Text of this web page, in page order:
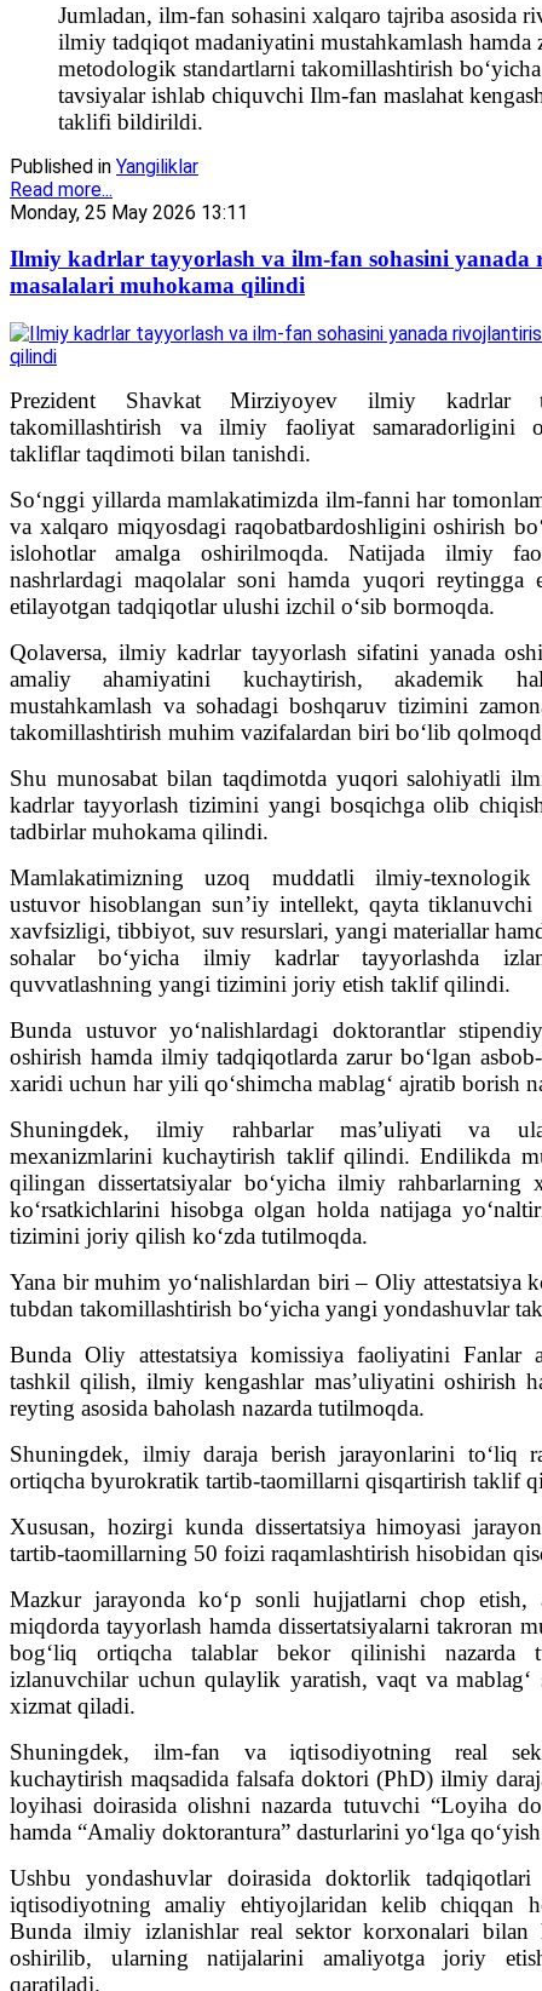
Jumladan, ilm-fan sohasini xalqaro tajriba asosida
ilmiy tadqiqot madaniyatini mustahkamlash hamda
metodologik standartlarni takomillashtirish
tavsiyalar ishlab chiquvchi Ilm-fan maslahat
taklifi bildirildi.
Published in Yangiliklar
Read more...
Monday, 25 May 2026 13:11
Ilmiy kadrlar tayyorlash va ilm-fan sohasini yanada
masalalari muhokama qilindi
Prezident Shavkat Mirziyoyev ilmiy kadrlar
takomillashtirish va ilmiy faoliyat samaradorligini
takliflar taqdimoti bilan tanishdi.
Soʻnggi yillarda mamlakatimizda ilm-fanni har
va xalqaro miqyosdagi raqobatbardoshligini oshirish
islohotlar amalga oshirilmoqda. Natijada ilmiy
nashrlardagi maqolalar soni hamda yuqori reytingga
etilayotgan tadqiqotlar ulushi izchil oʻsib bormoqda.
Qolaversa, ilmiy kadrlar tayyorlash sifatini yanada
amaliy ahamiyatini kuchaytirish, akademik
mustahkamlash va sohadagi boshqaruv tizimini
takomillashtirish muhim vazifalardan biri boʻlib
Shu munosabat bilan taqdimotda yuqori salohiyatli
kadrlar tayyorlash tizimini yangi bosqichga olib
tadbirlar muhokama qilindi.
Mamlakatimizning uzoq muddatli ilmiy-
ustuvor hisoblangan sunʼiy intellekt, qayta tiklanuvchi
xavfsizligi, tibbiyot, suv resurslari, yangi materiallar
sohalar boʻyicha ilmiy kadrlar tayyorlashda
quvvatlashning yangi tizimini joriy etish taklif qilindi.
Bunda ustuvor yoʻnalishlardagi doktorantlar
oshirish hamda ilmiy tadqiqotlarda zarur boʻlgan
xaridi uchun har yili qoʻshimcha mablagʻ ajratib borish
Shuningdek, ilmiy rahbarlar masʼuliyati va
mexanizmlarini kuchaytirish taklif qilindi. Endilikda
qilingan dissertatsiyalar boʻyicha ilmiy
koʻrsatkichlarini hisobga olgan holda natijaga
tizimini joriy qilish koʻzda tutilmoqda.
Yana bir muhim yoʻnalishlardan biri – Oliy attestatsiya
tubdan takomillashtirish boʻyicha yangi yondashuvlar
Bunda Oliy attestatsiya komissiya faoliyatini Fanlar
tashkil qilish, ilmiy kengashlar masʼuliyatini oshirish
reyting asosida baholash nazarda tutilmoqda.
Shuningdek, ilmiy daraja berish jarayonlarini toʻliq
ortiqcha byurokratik tartib-taomillarni qisqartirish taklif
Xususan, hozirgi kunda dissertatsiya himoyasi
tartib-taomillarning 50 foizi raqamlashtirish hisobidan
Mazkur jarayonda koʻp sonli hujjatlarni chop etish,
miqdorda tayyorlash hamda dissertatsiyalarni takroran
bogʻliq ortiqcha talablar bekor qilinishi nazarda
izlanuvchilar uchun qulaylik yaratish, vaqt va mablagʻ
xizmat qiladi.
Shuningdek, ilm-fan va iqtisodiyotning real
kuchaytirish maqsadida falsafa doktori (PhD) ilmiy
loyihasi doirasida olishni nazarda tutuvchi “Loyiha
hamda “Amaliy doktorantura” dasturlarini yoʻlga
Ushbu yondashuvlar doirasida doktorlik
iqtisodiyotning amaliy ehtiyojlaridan kelib chiqqan
Bunda ilmiy izlanishlar real sektor korxonalari bilan
oshirilib, ularning natijalarini amaliyotga joriy
qaratiladi.